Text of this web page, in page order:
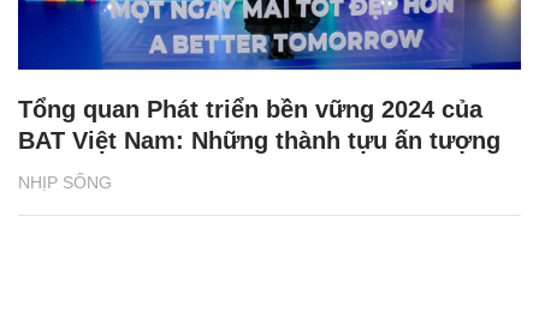
NHỊP SỐNG
Tổng quan Phát triển bền vững 2024 của
BAT Việt Nam: Những thành tựu ấn tượng